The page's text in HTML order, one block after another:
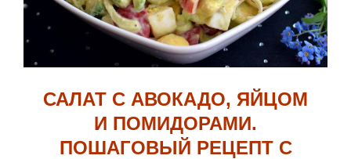
САЛАТ С АВОКАДО, ЯЙЦОМ
И ПОМИДОРАМИ.
ПОШАГОВЫЙ РЕЦЕПТ С